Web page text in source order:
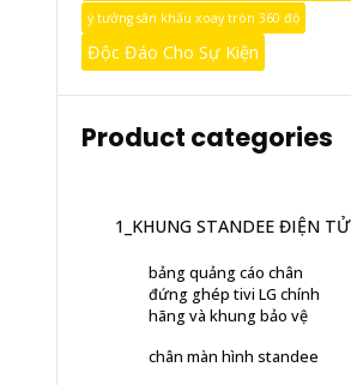
ý tưởng sân khấu xoay tròn 360 độ
Độc Đáo Cho Sự Kiện
Product categories
1_KHUNG STANDEE ĐIỆN TỬ
bảng quảng cáo chân
đứng ghép tivi LG chính
hãng và khung bảo vệ
chân màn hình standee